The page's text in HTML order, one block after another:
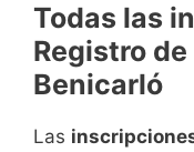
Todas las
Registro
Benicarló
Las